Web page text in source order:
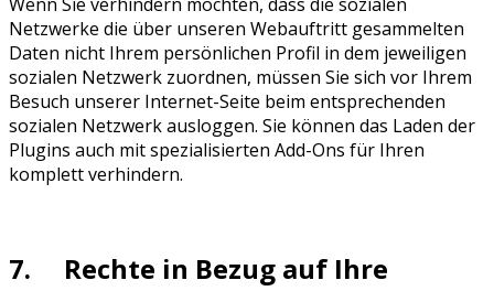
Netzwerke die über unseren Webauftritt gesammelten
Daten nicht Ihrem persönlichen Profil in dem jeweiligen
sozialen Netzwerk zuordnen, müssen Sie sich vor Ihrem
Besuch unserer Internet-Seite beim entsprechenden
sozialen Netzwerk ausloggen. Sie können das Laden der
Plugins auch mit spezialisierten Add-Ons für Ihren
komplett verhindern.
7. Rechte in Bezug auf Ihre